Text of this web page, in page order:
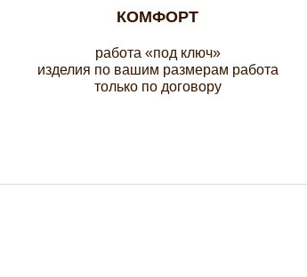
КОМФОРТ
работа «под ключ»
изделия по вашим размерам работа
только по договору